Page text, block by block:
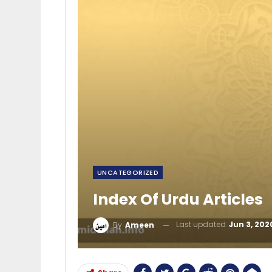
UNCATEGORIZED
Index Of Urdu Articles
By Ameen Last updated Jun 3,